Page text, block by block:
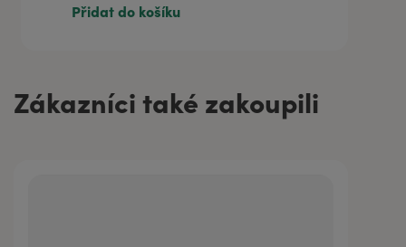
Přidat do košíku
Zákazníci také zakoupili